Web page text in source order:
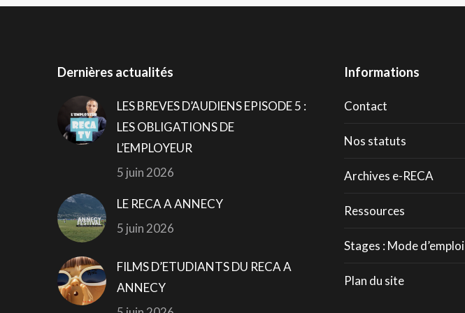
Dernières actualités
LES BREVES D’AUDIENS EPISODE 5 :
LES OBLIGATIONS DE
L’EMPLOYEUR
5 juin 2026
LE RECA A ANNECY
5 juin 2026
FILMS D’ETUDIANTS DU RECA A
ANNECY
Informations
Contact
Nos statuts
Archives e-RECA
Ressources
Stages : Mode d’emploi
Plan du site